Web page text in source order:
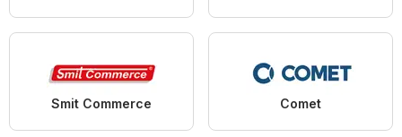
Smit Commerce Comet